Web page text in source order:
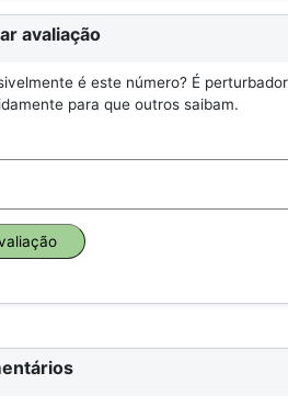
avaliação
é este número? É
para que outros saibam.